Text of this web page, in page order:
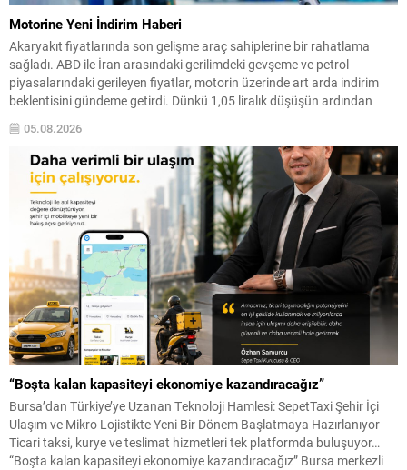
Motorine Yeni İndirim Haberi
Akaryakıt fiyatlarında son gelişme araç sahiplerine bir rahatlama
sağladı. ABD ile İran arasındaki gerilimdeki gevşeme ve petrol
piyasalarındaki gerileyen fiyatlar, motorin üzerinde art arda indirim
beklentisini gündeme getirdi. Dünkü 1,05 liralık düşüşün ardından
gece yarısından itibaren motorinin litre fiyatında yeni bir indirim daha
uygulanması bekleniyor. Yetkililer, pompaya yansıma kararını resmi...
05.08.2026
“Boşta kalan kapasiteyi ekonomiye kazandıracağız”
Bursa’dan Türkiye’ye Uzanan Teknoloji Hamlesi: SepetTaxi Şehir İçi
Ulaşım ve Mikro Lojistikte Yeni Bir Dönem Başlatmaya Hazırlanıyor
Ticari taksi, kurye ve teslimat hizmetleri tek platformda buluşuyor…
“Boşta kalan kapasiteyi ekonomiye kazandıracağız” Bursa merkezli